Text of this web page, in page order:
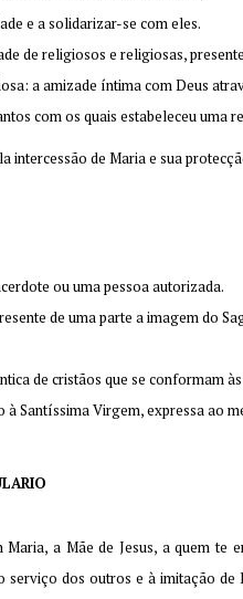
e a solidarizar-se com eles.
de religiosos e religiosas,
a amizade íntima com Deus
com os quais estabeleceu uma
intercessão de Maria e sua
ou uma pessoa autorizada.
de uma parte a imagem do
de cristãos que se conformam
Santíssima Virgem, expressa ao
a Mãe de Jesus, a quem te
dos outros e à imitação de